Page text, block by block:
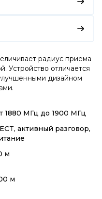
радиус приема
Устройство отличается
дизайном
1880 МГц до 1900 МГц
активный разговор,
м
м